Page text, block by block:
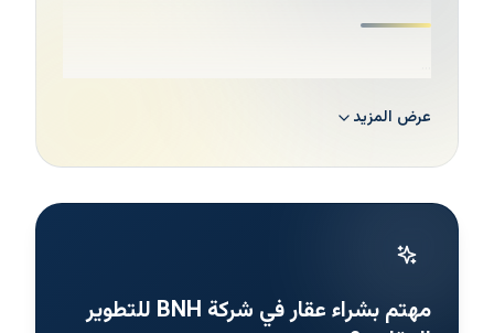
عرض المزيد
مهتم بشراء عقار في شركة BNH للتطوير